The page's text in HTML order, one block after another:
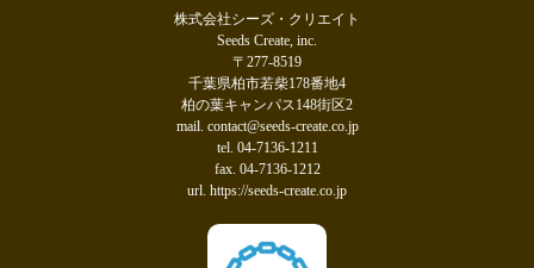
株式会社シーズ・クリエイト
Seeds Create, inc.
〒277-8519
千葉県柏市若柴178番地4
柏の葉キャンパス148街区2
mail. contact@seeds-create.co.jp
tel. 04-7136-1211
fax. 04-7136-1212
url. https://seeds-create.co.jp